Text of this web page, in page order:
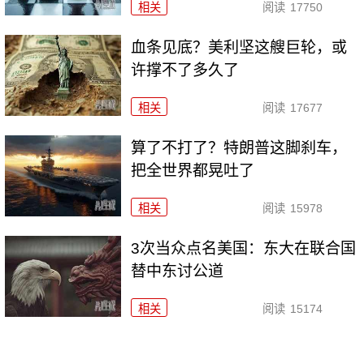
相关 阅读 17750
血条见底？美利坚这艘巨轮，或
许撑不了多久了
相关 阅读 17677
算了不打了？特朗普这脚刹车，
把全世界都晃吐了
相关 阅读 15978
3次当众点名美国：东大在联合国
替中东讨公道
相关 阅读 15174